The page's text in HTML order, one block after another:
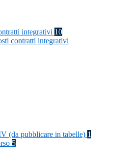
integrativi 10
contratti integrativi
(da pubblicare in tabelle) 1
5